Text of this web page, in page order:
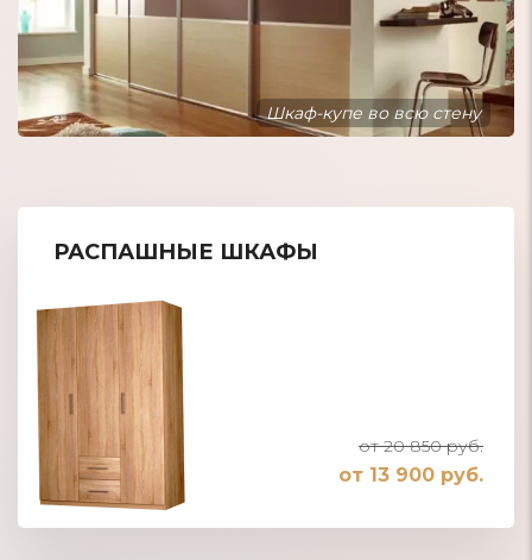
Шкаф-купе встроенный в нишу
РАСПАШНЫЕ ШКАФЫ
от 20 850 руб.
от 13 900 руб.